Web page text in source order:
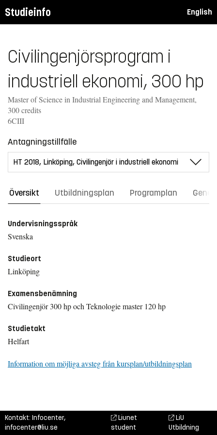
Studieinfo English
Civilingenjörsprogram i
industriell ekonomi, 300 hp
Master of Science in Industrial Engineering and Management,
300 credits
6CIII
Antagningstillfälle
Översikt Utbildningsplan Programplan
Undervisningsspråk
Svenska
Studieort
Linköping
Examensbenämning
Civilingenjör 300 hp och Teknologie master 120 hp
Studietakt
Helfart
Information om möjliga avsteg från kursplan/utbildningsplan
Kontakt: Infocenter,
infocenter@liu.se
Liunet
student
LiU
Utbildning